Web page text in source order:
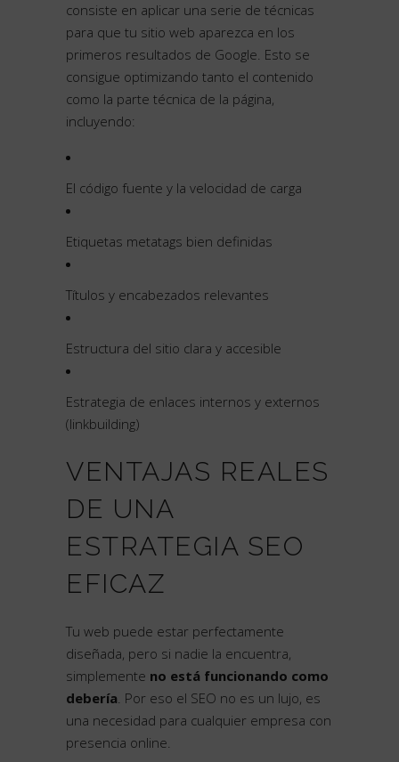
consiste en aplicar una serie de técnicas
para que tu sitio web aparezca en los
primeros resultados de Google. Esto se
consigue optimizando tanto el contenido
como la parte técnica de la página,
incluyendo:
El código fuente y la velocidad de carga
Etiquetas metatags bien definidas
Títulos y encabezados relevantes
Estructura del sitio clara y accesible
Estrategia de enlaces internos y externos
(linkbuilding)
VENTAJAS REALES
DE UNA
ESTRATEGIA SEO
EFICAZ
Tu web puede estar perfectamente
diseñada, pero si nadie la encuentra,
simplemente no está funcionando como
debería. Por eso el SEO no es un lujo, es
una necesidad para cualquier empresa con
presencia online.